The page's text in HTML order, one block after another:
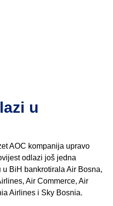
u
AOC kompanija upravo
odlazi još jedna
BiH bankrotirala Air Bosna,
Air Commerce, Air
Airlines i Sky Bosnia.